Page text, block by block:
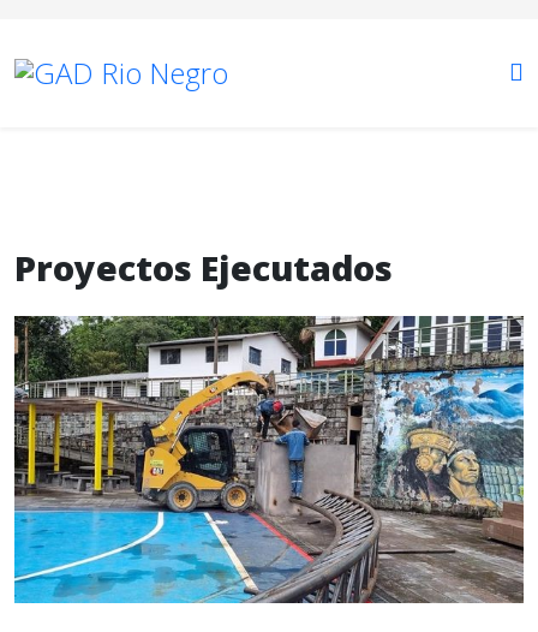
Proyectos Ejecutados